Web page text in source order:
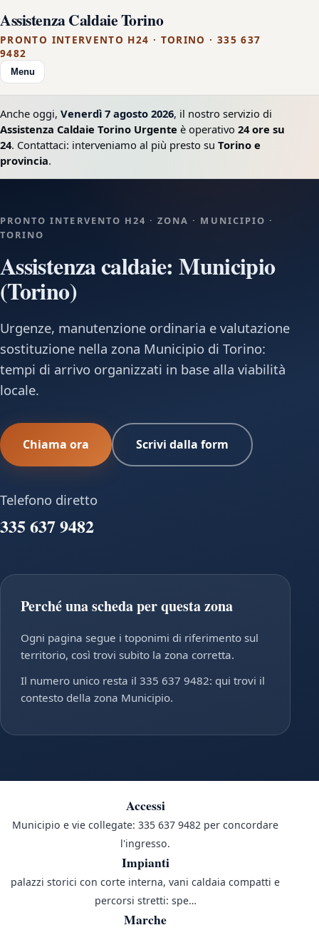
Assistenza Caldaie Torino
PRONTO INTERVENTO H24 · TORINO · 335 637
9482
Menu
Anche oggi, Venerdì 7 agosto 2026, il nostro servizio di
Assistenza Caldaie Torino Urgente è operativo 24 ore su
24. Contattaci: interveniamo al più presto su Torino e
provincia.
PRONTO INTERVENTO H24 · ZONA · MUNICIPIO ·
TORINO
Assistenza caldaie: Municipio
(Torino)
Urgenze, manutenzione ordinaria e valutazione
sostituzione nella zona Municipio di Torino:
tempi di arrivo organizzati in base alla viabilità
locale.
Chiama ora Scrivi dalla form
Telefono diretto
335 637 9482
Perché una scheda per questa zona
Ogni pagina segue i toponimi di riferimento sul
territorio, così trovi subito la zona corretta.
Il numero unico resta il 335 637 9482: qui trovi il
contesto della zona Municipio.
Accessi
Municipio e vie collegate: 335 637 9482 per concordare
l'ingresso.
Impianti
palazzi storici con corte interna, vani caldaia compatti e
percorsi stretti: spe…
Marche